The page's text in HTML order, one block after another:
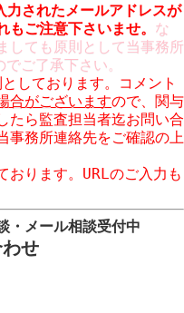
力された メールアドレスが
ご注意下さいませ。 な
しても原則として当事務所
ご了承下さい。
しております。コメント
合がございますので、関与
たら監査担当者迄お問い合
事務所連絡先をご確認の上
ります。URLのご入力も
・メール相談受付中
せ